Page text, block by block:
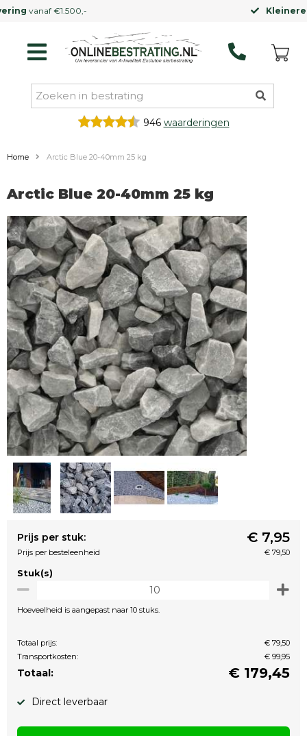
946 waarderingen
Home Arctic Blue 20-40mm 25 kg
Arctic Blue 20-40mm 25 kg
Prijs per stuk: € 7,95
Prijs per besteleenheid € 79,50
Stuk(s)
Hoeveelheid is aangepast naar 10 stuks.
Totaal prijs:
€ 79,50
Transportkosten:
€ 99,95
Totaal: € 179,45
Direct leverbaar